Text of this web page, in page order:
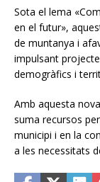
Sota el lema
en el futur»,
de muntanya i
impulsant
demogràfics i
Amb aquesta
suma recursos
municipi i en la
a les necessitats